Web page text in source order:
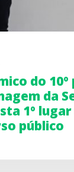
do
da
1º
público